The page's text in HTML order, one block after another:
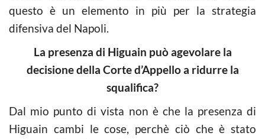
questo è un elemento in più per la strategia
difensiva del Napoli.
La presenza di Higuain può agevolare la
decisione della Corte d’Appello a ridurre la
squalifica?
Dal mio punto di vista non è che la presenza di
Higuain cambi le cose, perchè ciò che è stato